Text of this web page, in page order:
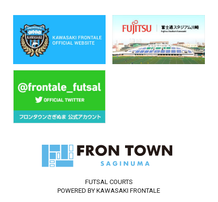
FUTSAL COURTS
POWERED BY KAWASAKI FRONTALE